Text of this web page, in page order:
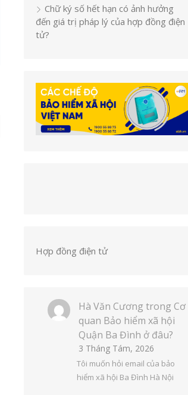
Chữ ký số hết hạn có ảnh hưởng
đến giá trị pháp lý của hợp đồng điện
tử?
Hợp đồng điện tử
Hà Văn Cương trong Cơ
quan Bảo hiểm xã hội
Quận Ba Đình ở đâu?
3 Tháng Tám, 2026
Tôi muốn hỏi email của bảo
hiểm xã hội Ba Đình Hà Nội